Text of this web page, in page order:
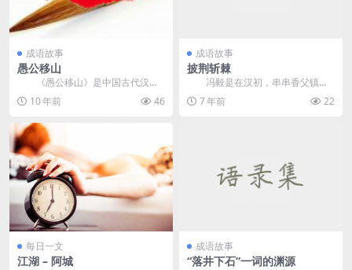
成语故事
愚公移山
《愚公移山》是中国古代汉族
寓言故事，选自《列子·汤问》，作
者是...10 年前 46
成语故事
披荆斩棘
冯毅是在汉初，串串香父镇
（今河南省宝丰县东）著名男性的
父亲。当一个修乌迪刘秀...
7 年前 22
每日一文
江湖 – 阿城
成语故事
“落井下石”一词的渊源